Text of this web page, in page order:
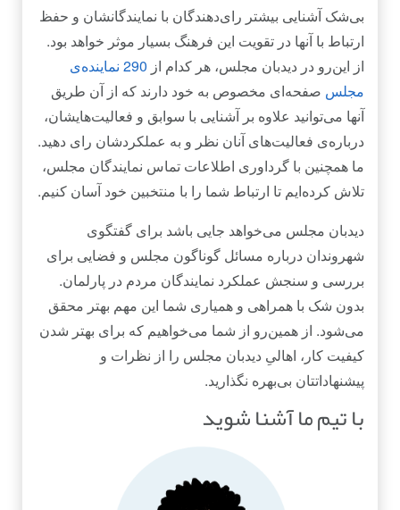
بی‌شک آشنایی بیشتر رای‌دهندگان با نمایندگانشان و حفظ
ارتباط با‌ آنها در تقویت این فرهنگ بسیار موثر خواهد بود.
از این‌رو در دیدبان مجلس، هر کدام از
290 نماینده‌ی
مجلس صفحه‌‌ای مخصوص به خود دارند که از آن طریق
آنها می‌توانید علاوه بر آشنایی با سوابق‌ و فعالیت‌هایشان،
درباره‌ی فعالیت‌های آنان نظر و به عملکردشان رای دهید.
ما همچنین با گرداوری اطلاعات تماس نمایندگان مجلس،
تلاش کرده‌ایم تا ارتباط شما را با منتخبین خود آسان کنیم.
دیدبان مجلس می‌خواهد جایی باشد برای گفتگوی
شهروندان درباره مسائل گوناگون مجلس و فضایی برای
بررسی و سنجش عملکرد نمایندگان مردم در پارلمان.
بدون شک با همراهی و همیاری شما این مهم بهتر محقق
می‌شود. از همین‌رو از شما می‌خواهیم که برای بهتر شدن
کیفیت کار، اهالیِ دیدبان مجلس را از نظرات و
پیشنهاداتتان بی‌بهره نگذارید.
با تیم ما آشنا شوید